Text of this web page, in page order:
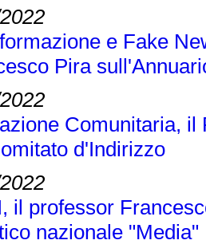
e Fake
Pira
Comunitaria,
d'Indirizzo
il professor
nazionale "Media"